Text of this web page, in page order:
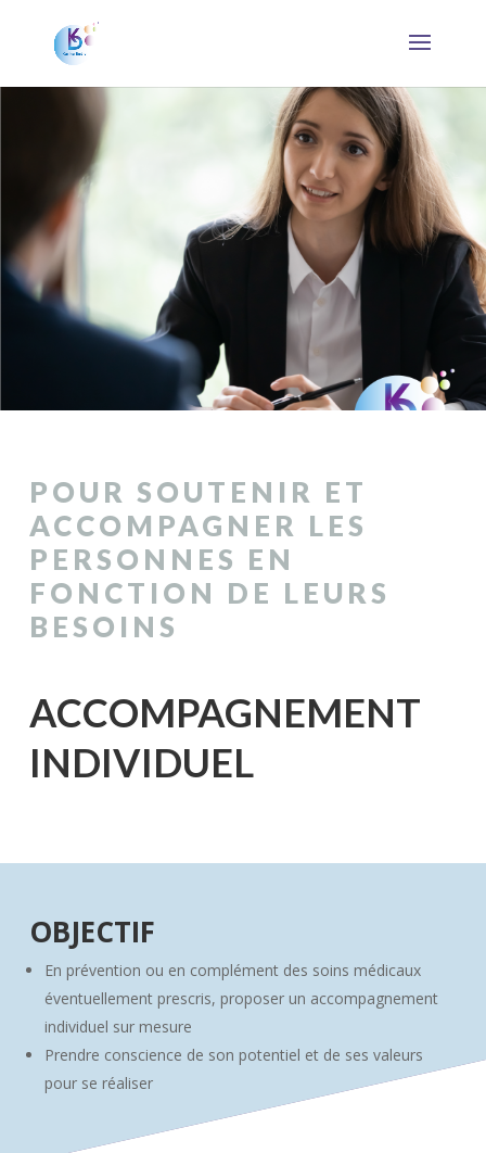
POUR SOUTENIR ET
ACCOMPAGNER LES
PERSONNES EN
FONCTION DE LEURS
BESOINS
ACCOMPAGNEMENT
INDIVIDUEL
OBJECTIF
En prévention ou en complément des soins médicaux
éventuellement prescris, proposer un accompagnement
individuel sur mesure
Prendre conscience de son potentiel et de ses valeurs
pour se réaliser